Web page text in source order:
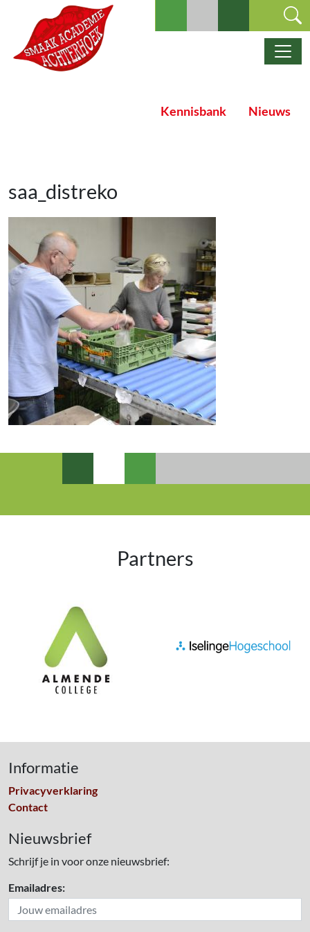
Ga naar de inhoud
Hoofdnavigatie
Kennisbank Nieuws
saa_distreko
Partners
Informatie
Privacyverklaring
Contact
Nieuwsbrief
Schrijf je in voor onze nieuwsbrief:
Emailadres: